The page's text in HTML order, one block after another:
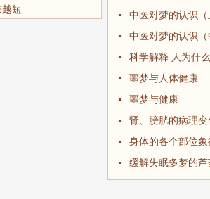
短
中医对梦的认识（
中医对梦的认识（
科学解释 人为什
噩梦与人体健康
噩梦与健康
肾、膀胱的病理
身体的各个部位象
缓解失眠多梦的芦